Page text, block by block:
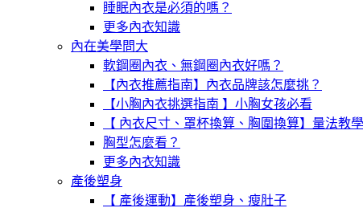
睡眠內衣是必須的嗎？
更多內衣知識
內在美學問大
軟鋼圈內衣、無鋼圈內衣好嗎？
【內衣推薦指南】內衣品牌該怎麼挑？
【小胸內衣挑選指南 】小胸女孩必看
【 內衣尺寸、罩杯換算、胸圍換算】量法教學
胸型怎麼看？
更多內衣知識
產後塑身
【 產後運動】產後塑身、瘦肚子